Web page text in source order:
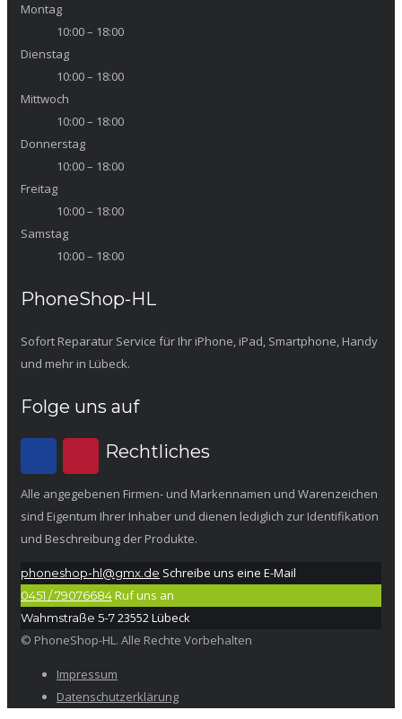
Montag
10:00 – 18:00
Dienstag
10:00 – 18:00
Mittwoch
10:00 – 18:00
Donnerstag
10:00 – 18:00
Freitag
10:00 – 18:00
Samstag
10:00 – 18:00
PhoneShop-HL
Sofort Reparatur Service für Ihr iPhone, iPad, Smartphone, Handy
und mehr in Lübeck.
Folge uns auf
Rechtliches
Alle angegebenen Firmen- und Markennamen und Warenzeichen
sind Eigentum Ihrer Inhaber und dienen lediglich zur Identifikation
und Beschreibung der Produkte.
phoneshop-hl@gmx.de Schreibe uns eine E-Mail
0451 / 79076684Ruf uns an
Wahmstraße 5-723552 Lübeck
© PhoneShop-HL. Alle Rechte Vorbehalten
Impressum
Datenschutzerklärung